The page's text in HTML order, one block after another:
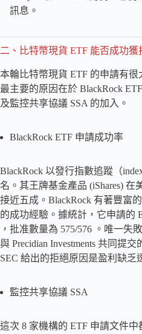
訊息。
二、比特幣現貨 ETF 能否成功獲
本輪比特幣現貨 ETF 的申請有
最主要的原因在於 BlackRock
及監控共享協議 SSA 的加入。
BlackRock ETF 申請成功率
BlackRock 以發行指數追蹤（
名。其王牌基金產品 (iShares) 在
接近五成。BlackRock 有著豐富
的成功經驗。據統計，它申請的
，批准數量為 575/576 。唯一失
與 Precidian Investments 共同提交
SEC 給出的拒絕原因是盈利缺乏
監控共享協議 SSA
這次 8 家機構的 ETF 申請文件